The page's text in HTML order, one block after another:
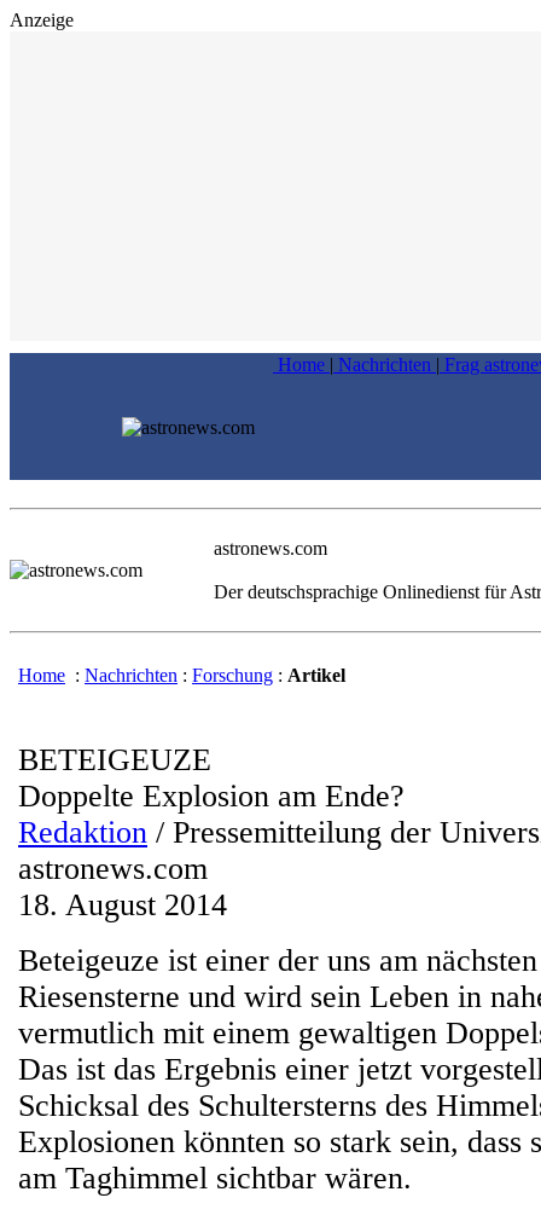
Anzeige
Home | Nachrichten | Frag
astronews.com
Der deutschsprachige Onlinedienst für
Home : Nachrichten : Forschung : Artikel
BETEIGEUZE
Doppelte Explosion am Ende?
Redaktion / Pressemitteilung der
astronews.com
18. August 2014
Beteigeuze ist einer der uns am
Riesensterne und wird sein Leben in
vermutlich mit einem gewaltigen
Das ist das Ergebnis einer jetzt
Schicksal des Schultersterns des
Explosionen könnten so stark sein, dass
am Taghimmel sichtbar wären.